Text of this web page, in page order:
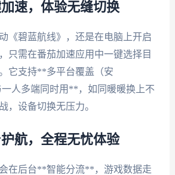
速，体验无缝切换
《碧蓝航线》，还是在电脑上开启
只需在番茄加速应用中一键选择目
它支持**多平台覆盖（安
一人多端同时用**，如同暖暖换上不
，设备切换无压力。
航，全程无忧体验
在后台**智能分流**，游戏数据走